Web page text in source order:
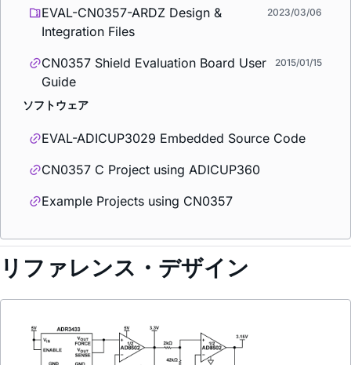
EVAL-CN0357-ARDZ Design &
Integration Files
2023/03/06
CN0357 Shield Evaluation Board User
Guide
2015/01/15
ソフトウェア
EVAL-ADICUP3029 Embedded Source Code
CN0357 C Project using ADICUP360
Example Projects using CN0357
リファレンス・デザイン